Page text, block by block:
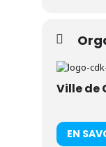
Ville de
EN